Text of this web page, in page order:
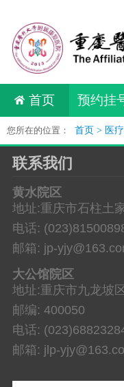
首页 预约挂
您所在的位置： 首页 > 医
联系我们
黄水院区
地址:重庆市石柱土
电话:
邮箱: jp-
大公馆院区
地址:重庆市九龙坡
邮编: 400050
电话:
邮箱: jlp-